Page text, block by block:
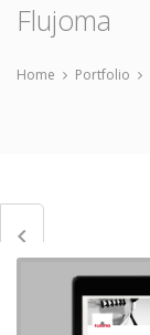
Flujoma
Home Portfolio